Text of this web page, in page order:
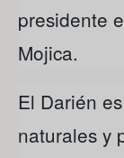
presidente
Mojica.
El Darién
naturales y